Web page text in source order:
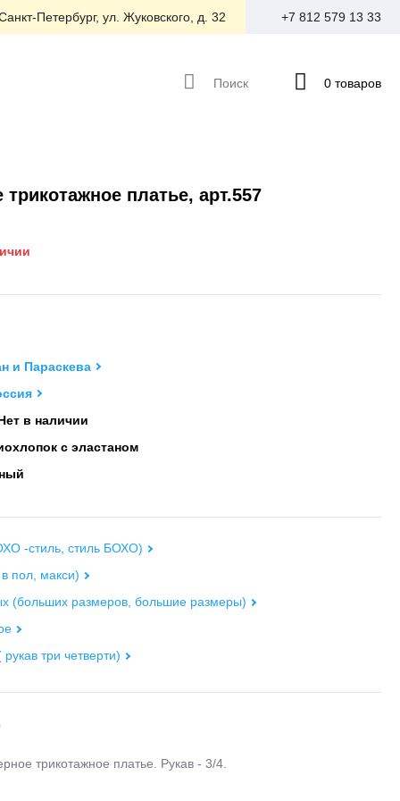
Петербург, ул. Жуковского, д. 32 +7 812 579 13 33
Поиск 0 товаров
трикотажное платье, арт.557
и Параскева
в наличии
с эластаном
-стиль, стиль БОХО)
пол, макси)
(больших размеров, большие размеры)
три четверти)
трикотажное платье. Рукав - 3/4.